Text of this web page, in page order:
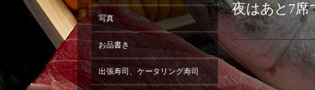
夜はあと7席
写真
お品書き
出張寿司、ケータリング寿司